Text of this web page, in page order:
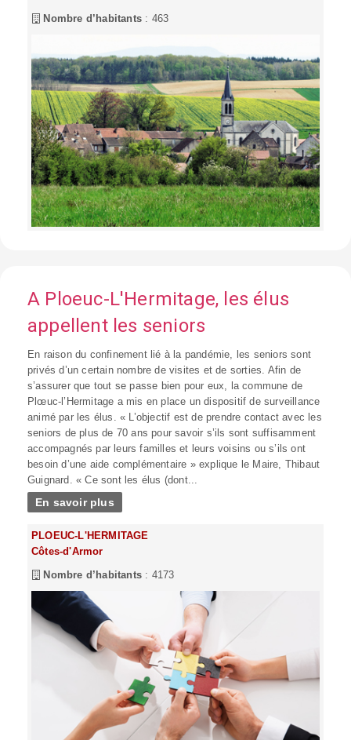
Nombre d’habitants : 463
A Ploeuc-L'Hermitage, les élus
appellent les seniors
En raison du confinement lié à la pandémie, les seniors sont
privés d’un certain nombre de visites et de sorties. Afin de
s’assurer que tout se passe bien pour eux, la commune de
Plœuc-l’Hermitage a mis en place un dispositif de surveillance
animé par les élus. « L’objectif est de prendre contact avec les
seniors de plus de 70 ans pour savoir s’ils sont suffisamment
accompagnés par leurs familles et leurs voisins ou s’ils ont
besoin d’une aide complémentaire » explique le Maire, Thibaut
Guignard. « Ce sont les élus (dont...
En savoir plus
PLOEUC-L'HERMITAGE
Côtes-d'Armor
Nombre d’habitants : 4173